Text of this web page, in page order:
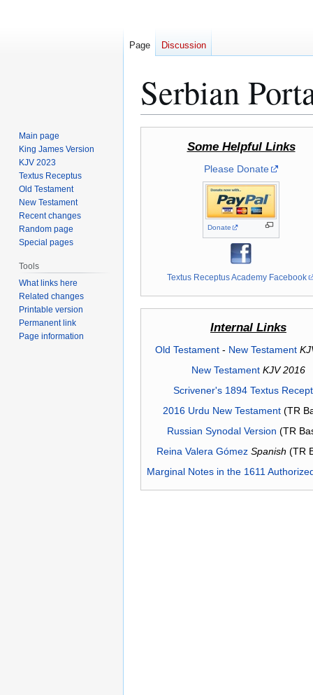
Serbian
Some Helpful Links
Please Donate
Donate
Textus Receptus Academy Facebook
Internal Links
Old Testament- New Testament
New Testament KJV 2016
Scrivener's 1894 Textus
2016 Urdu New Testament(TR
Russian Synodal Version (TR
Reina Valera Gómez Spanish (TR
Marginal Notes in the 1611
Page Discussion
Main page
King James Version
KJV 2023
Textus Receptus
Old Testament
New Testament
Recent changes
Random page
Special pages
Tools
What links here
Related changes
Printable version
Permanent link
Page information